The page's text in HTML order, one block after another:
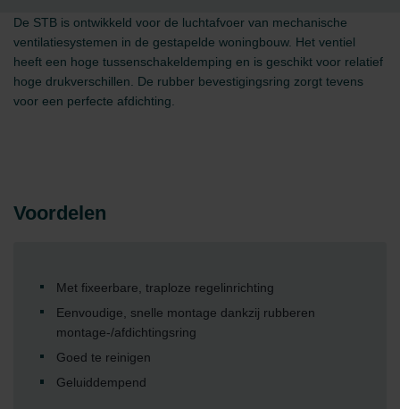
De STB is ontwikkeld voor de luchtafvoer van mechanische
ventilatiesystemen in de gestapelde woningbouw. Het ventiel
heeft een hoge tussenschakeldemping en is geschikt voor relatief
hoge drukverschillen. De rubber bevestigingsring zorgt tevens
voor een perfecte afdichting.
Voordelen
Met fixeerbare, traploze regelinrichting
Eenvoudige, snelle montage dankzij rubberen
montage-/afdichtingsring
Goed te reinigen
Geluiddempend